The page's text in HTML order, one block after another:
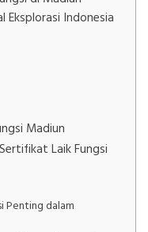
Eksplorasi Indonesia
Madiun
Laik Fungsi
Penting dalam